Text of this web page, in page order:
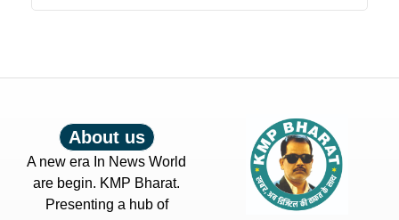
About us
A new era In News World
are begin. KMP Bharat.
Presenting a hub of